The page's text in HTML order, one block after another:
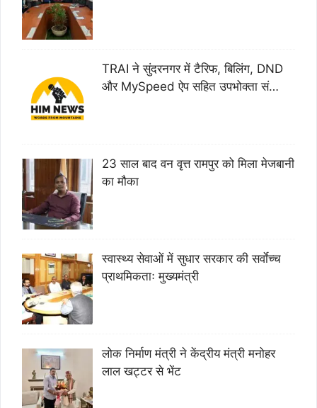
TRAI ने सुंदरनगर में टैरिफ, बिलिंग, DND
और MySpeed ऐप सहित उपभोक्ता सं…
23 साल बाद वन वृत्त रामपुर को मिला मेजबानी
का मौका
स्वास्थ्य सेवाओं में सुधार सरकार की सर्वाेच्च
प्राथमिकताः मुख्यमंत्री
लोक निर्माण मंत्री ने केंद्रीय मंत्री मनोहर
लाल खट्टर से भेंट